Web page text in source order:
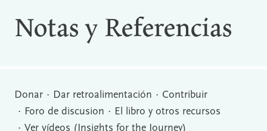
Notas y Referencias
Donar Dar retroalimentación
Contribuir
Foro de discusion
El libro y otros recursos
Ver vídeos (Insights for the Journey)